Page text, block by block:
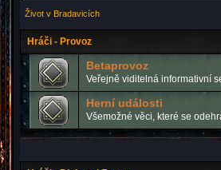
Život v Bradavicích
Hráči - Provoz
Betaprovoz
Veřejně viditelná informativní
Herní události
Všemožné věci, které se